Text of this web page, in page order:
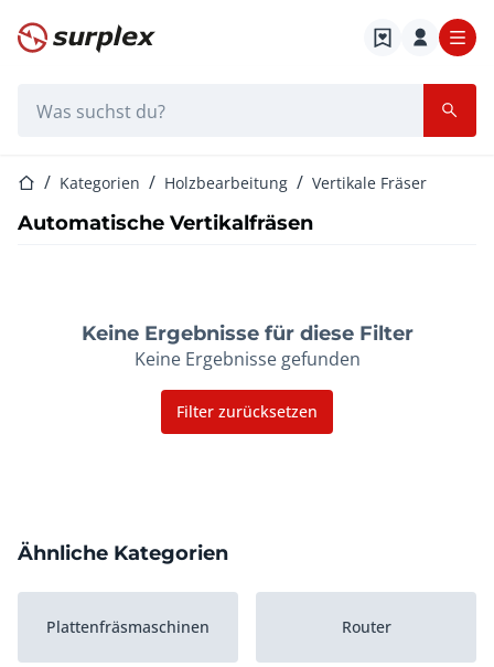
Startseite
StartseiteKategorien Holzbearbeitung Vertikale Fräser
Automatische Vertikalfräsen
Keine Ergebnisse für diese Filter
Keine Ergebnisse gefunden
Filter zurücksetzen
Ähnliche Kategorien
Plattenfräsmaschinen Router